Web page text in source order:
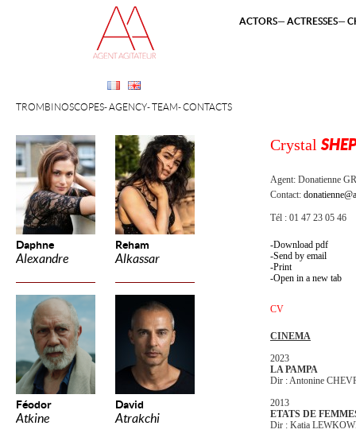
Daphne
Alexandre
Reham
Alkassar
Féodor
Atkine
David
Atrakchi
TROMBINOSCOPES AGENCY TEAM CONTACTS
ACTORS ACTRESSES
Crystal
Agent: Donatienne
Contact:
Tél : 01 47 23 05 46
Download pdf
Send by email
Print
Open in a new tab
CV
CINEMA
2023
LA PAMPA
Dir : Antonine
2013
ETATS DE
Dir : Katia